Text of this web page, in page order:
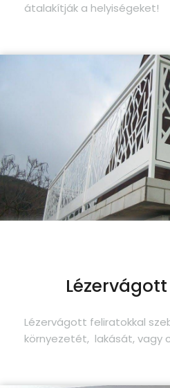
átalakítják a helyiségeket!
Lézervágott feliratokkal
környezetét, lakását, vagy